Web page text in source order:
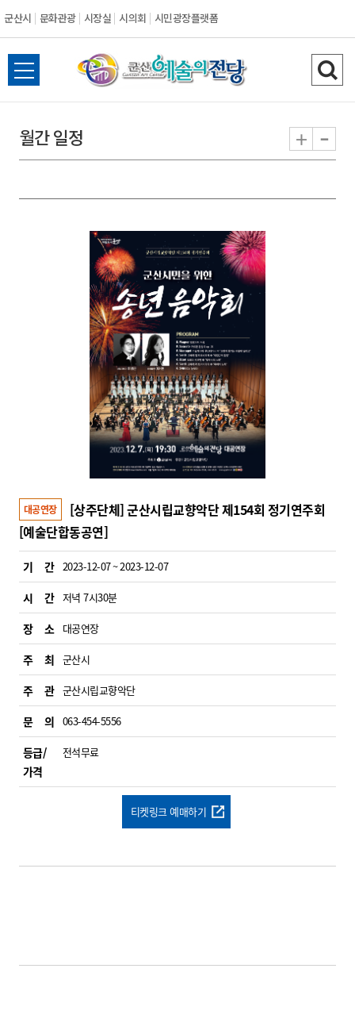
군산시 문화관광 시장실 시의회 시민광장플랫폼
군
산
전
체
뉴
열
검
색
기
월간 일정 + -
대공연장
[상주단체] 군산시립교향악단 제154회 정기연주회
[예술단합동공연]
기 간 2023-12-07 ~ 2023-12-07
시 간 저녁 7시30분
장 소 대공연장
주 최 군산시
주 관 군산시립교향악단
문 의 063-454-5556
등급/
가격
전석무료
티켓링크 예매하기